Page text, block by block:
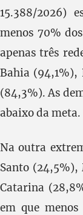
15.388/2026)
menos 70%
apenas três
Bahia (94,1%),
(84,3%). As
abaixo da meta.
Na outra
Santo (24,5%),
Catarina
em que